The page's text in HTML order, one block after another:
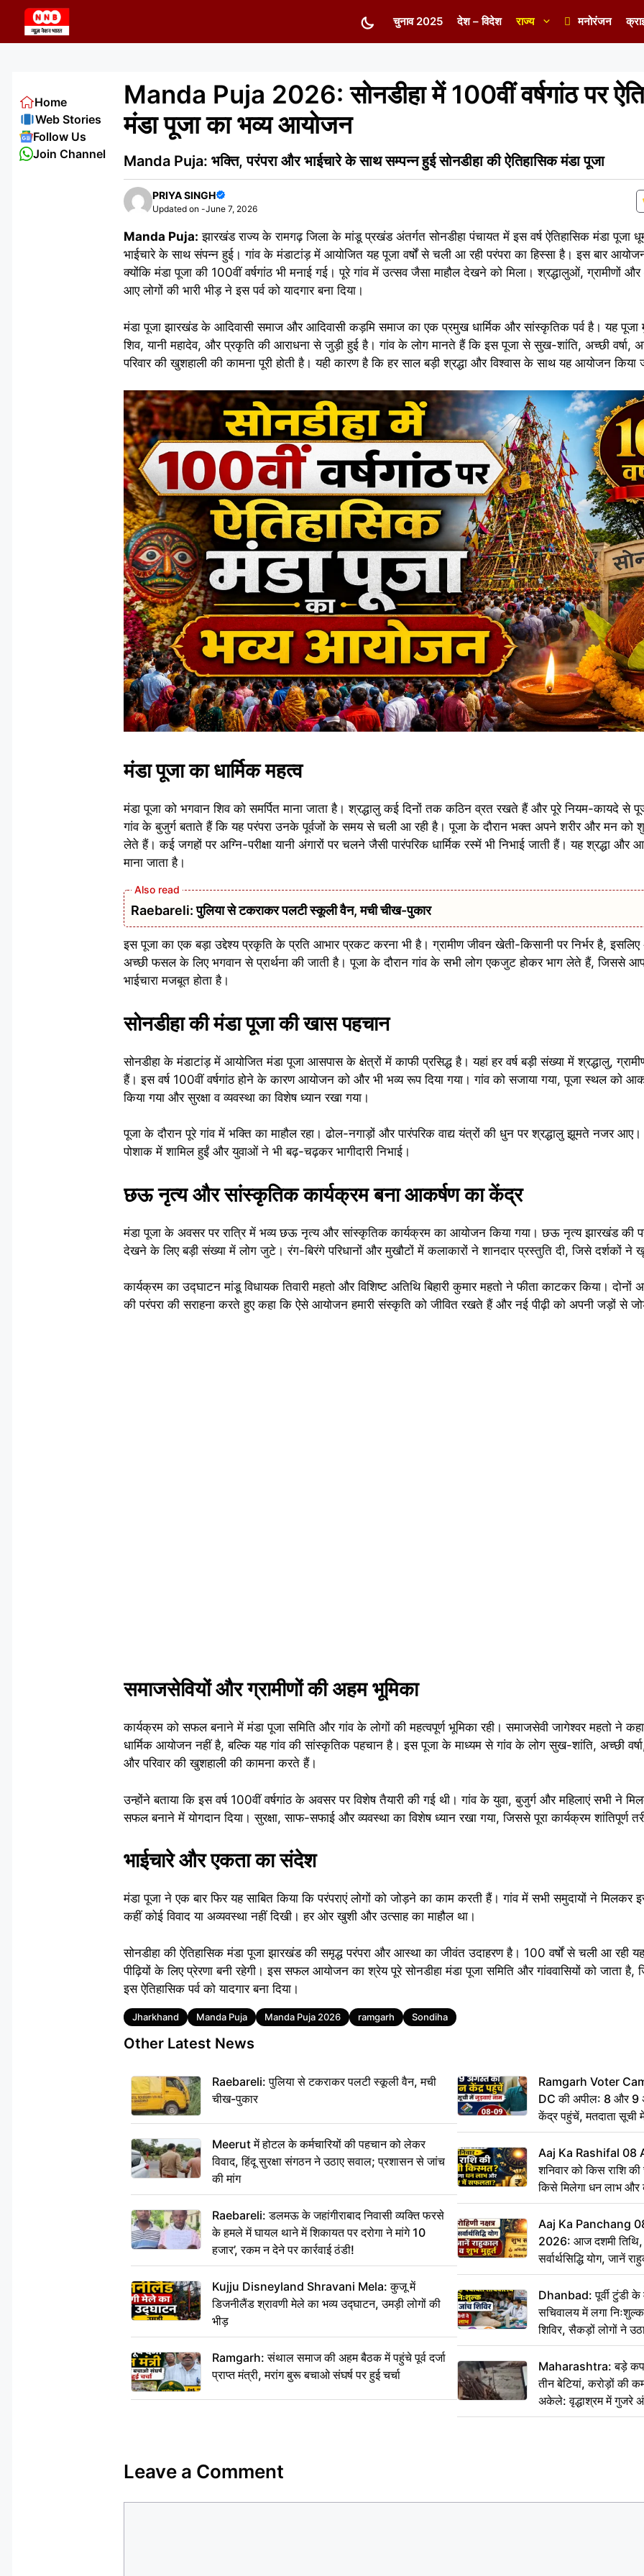
content
चुनाव 2025 देश – विदेश राज्य मनोरंजन
Manda Puja 2026: सोनडीहा में 100वीं वर्षगांठ पर
मंडा पूजा का भव्य आयोजन
Manda Puja: भक्ति, परंपरा और भाईचारे के साथ सम्पन्न हुई सोनडीहा की ऐतिहासिक मंडा पूजा
PRIYA SINGH
Updated on -June 7, 2026
Manda Puja: झारखंड राज्य के रामगढ़ जिला के मांडू प्रखंड अंतर्गत सोनडीहा पंचायत में इस वर्ष ऐतिहासिक मंडा पूजा
भाईचारे के साथ संपन्न हुई। गांव के मंडाटांड़ में आयोजित यह पूजा वर्षों से चली आ रही परंपरा का हिस्सा है। इस बार
क्योंकि मंडा पूजा की 100वीं वर्षगांठ भी मनाई गई। पूरे गांव में उत्सव जैसा माहौल देखने को मिला। श्रद्धालुओं, ग्रामीणों
आए लोगों की भारी भीड़ ने इस पर्व को यादगार बना दिया।
मंडा पूजा झारखंड के आदिवासी समाज और आदिवासी कड़मि समाज का एक प्रमुख धार्मिक और सांस्कृतिक पर्व है। यह
शिव, यानी महादेव, और प्रकृति की आराधना से जुड़ी हुई है। गांव के लोग मानते हैं कि इस पूजा से सुख-शांति, अच्छी
परिवार की खुशहाली की कामना पूरी होती है। यही कारण है कि हर साल बड़ी श्रद्धा और विश्वास के साथ यह आयोजन किया
मंडा पूजा का धार्मिक महत्व
मंडा पूजा को भगवान शिव को समर्पित माना जाता है। श्रद्धालु कई दिनों तक कठिन व्रत रखते हैं और पूरे नियम-कायदे से
गांव के बुजुर्ग बताते हैं कि यह परंपरा उनके पूर्वजों के समय से चली आ रही है। पूजा के दौरान भक्त अपने शरीर और मन को
लेते हैं। कई जगहों पर अग्नि-परीक्षा यानी अंगारों पर चलने जैसी पारंपरिक धार्मिक रस्में भी निभाई जाती हैं। यह श्रद्धा और
माना जाता है।
Raebareli: पुलिया से टकराकर पलटी स्कूली वैन, मची चीख-पुकार
इस पूजा का एक बड़ा उद्देश्य प्रकृति के प्रति आभार प्रकट करना भी है। ग्रामीण जीवन खेती-किसानी पर निर्भर है,
अच्छी फसल के लिए भगवान से प्रार्थना की जाती है। पूजा के दौरान गांव के सभी लोग एकजुट होकर भाग लेते हैं, जिससे
भाईचारा मजबूत होता है।
सोनडीहा की मंडा पूजा की खास पहचान
सोनडीहा के मंडाटांड़ में आयोजित मंडा पूजा आसपास के क्षेत्रों में काफी प्रसिद्ध है। यहां हर वर्ष बड़ी संख्या में श्रद्धालु,
हैं। इस वर्ष 100वीं वर्षगांठ होने के कारण आयोजन को और भी भव्य रूप दिया गया। गांव को सजाया गया, पूजा स्थल को
किया गया और सुरक्षा व व्यवस्था का विशेष ध्यान रखा गया।
पूजा के दौरान पूरे गांव में भक्ति का माहौल रहा। ढोल-नगाड़ों और पारंपरिक वाद्य यंत्रों की धुन पर श्रद्धालु झूमते नजर आए।
पोशाक में शामिल हुईं और युवाओं ने भी बढ़-चढ़कर भागीदारी निभाई।
छऊ नृत्य और सांस्कृतिक कार्यक्रम बना आकर्षण का केंद्र
मंडा पूजा के अवसर पर रात्रि में भव्य छऊ नृत्य और सांस्कृतिक कार्यक्रम का आयोजन किया गया। छऊ नृत्य झारखंड की
देखने के लिए बड़ी संख्या में लोग जुटे। रंग-बिरंगे परिधानों और मुखौटों में कलाकारों ने शानदार प्रस्तुति दी, जिसे दर्शकों ने
कार्यक्रम का उद्घाटन मांडू विधायक तिवारी महतो और विशिष्ट अतिथि बिहारी कुमार महतो ने फीता काटकर किया। दोनों
की परंपरा की सराहना करते हुए कहा कि ऐसे आयोजन हमारी संस्कृति को जीवित रखते हैं और नई पीढ़ी को अपनी जड़ों से
समाजसेवियों और ग्रामीणों की अहम भूमिका
कार्यक्रम को सफल बनाने में मंडा पूजा समिति और गांव के लोगों की महत्वपूर्ण भूमिका रही। समाजसेवी जागेश्वर महतो ने
धार्मिक आयोजन नहीं है, बल्कि यह गांव की सांस्कृतिक पहचान है। इस पूजा के माध्यम से गांव के लोग सुख-शांति, अच्छी
और परिवार की खुशहाली की कामना करते हैं।
उन्होंने बताया कि इस वर्ष 100वीं वर्षगांठ के अवसर पर विशेष तैयारी की गई थी। गांव के युवा, बुजुर्ग और महिलाएं सभी ने
सफल बनाने में योगदान दिया। सुरक्षा, साफ-सफाई और व्यवस्था का विशेष ध्यान रखा गया, जिससे पूरा कार्यक्रम शांतिपूर्ण
भाईचारे और एकता का संदेश
मंडा पूजा ने एक बार फिर यह साबित किया कि परंपराएं लोगों को जोड़ने का काम करती हैं। गांव में सभी समुदायों ने मिलकर
कहीं कोई विवाद या अव्यवस्था नहीं दिखी। हर ओर खुशी और उत्साह का माहौल था।
सोनडीहा की ऐतिहासिक मंडा पूजा झारखंड की समृद्ध परंपरा और आस्था का जीवंत उदाहरण है। 100 वर्षों से चली आ रही
पीढ़ियों के लिए प्रेरणा बनी रहेगी। इस सफल आयोजन का श्रेय पूरे सोनडीहा मंडा पूजा समिति और गांववासियों को जाता है,
इस ऐतिहासिक पर्व को यादगार बना दिया।
Tags
Jharkhand Manda Puja Manda Puja 2026 ramgarh Sondiha
Other Latest News
Raebareli: पुलिया से टकराकर पलटी स्कूली वैन, मची
चीख-पुकार
Meerut में होटल के कर्मचारियों की पहचान को लेकर
विवाद, हिंदू सुरक्षा संगठन ने उठाए सवाल; प्रशासन से जांच
की मांग
Raebareli: डलमऊ के जहांगीराबाद निवासी व्यक्ति फरसे
के हमले में घायल थाने में शिकायत पर दरोगा ने मांगे 10
हजार’, रकम न देने पर कार्रवाई ठंडी!
Kujju Disneyland Shravani Mela: कुजू में
डिजनीलैंड श्रावणी मेले का भव्य उद्घाटन, उमड़ी लोगों की
भीड़
Ramgarh: संथाल समाज की अहम बैठक में पहुंचे पूर्व दर्जा
प्राप्त मंत्री, मरांग बुरू बचाओ संघर्ष पर हुई चर्चा
Ramgarh Voter
DC की अपील: 8 और 9
केंद्र पहुंचें, मतदाता सूची
Aaj Ka Rashifal 08
शनिवार को किस राशि
किसे मिलेगा धन लाभ
Aaj Ka Panchang
2026: आज दशमी तिथि,
सर्वार्थसिद्धि योग, जानें
Dhanbad: पूर्वी टुंडी के
सचिवालय में लगा
शिविर, सैकड़ों लोगों ने
Maharashtra: बड़े
तीन बेटियां, करोड़ों की
अकेले: वृद्धाश्रम में गुजरे
रुपये भेजकर कहा– अंतिम
Leave a Comment
Home
Web Stories
Follow Us
Join Channel